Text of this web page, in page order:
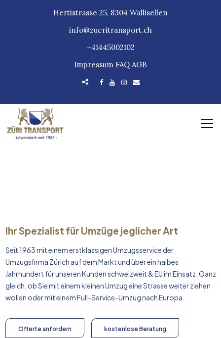
Hertistrasse 25, 8304 Wallisellen
info@zueritransport.ch
+41445002102
Impressum FAQ AGB
Ihr Spezialist für Umzüge jeglicher Art
Seit 1963 mit einem erstklassigen Umzugsservice der
Umzugsfirma Zürich auf dem Markt und über ein halbes
Jahrhundert für unseren Kunden schweizweit & EU im Einsatz. Ganz
gleich, ob Sie mit einem kleinen Umzug eine Strasse weiter ziehen
wollen oder mit einem Full-Service-Umzug nachEuropa
Offerte anfordern kostenlose Beratung